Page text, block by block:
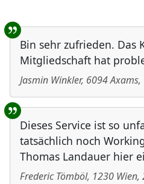
Benutzer-
Bin sehr zufrieden. Das
Mitgliedschaft hat
Jasmin Winkler, 6094Axams,
Dieses Service ist so
tatsächlich noch
Thomas Landauer hier
Frederic Tömböl, 1230 Wien,